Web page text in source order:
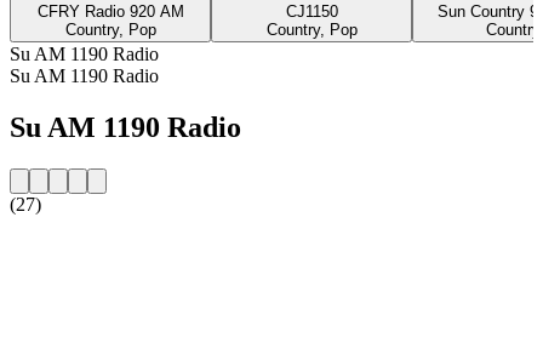
CFRY Radio 920 AM
Country, Pop
CJ1150
Country, Pop
Sun Country
Country
Su AM 1190 Radio
Su AM 1190 Radio
Su AM 1190 Radio
(27)